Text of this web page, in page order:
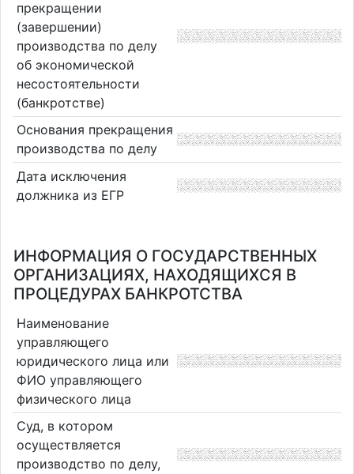
прекращении
(завершении)
производства по делу
об экономической
несостоятельности
(банкротстве)
Основания прекращения
производства по делу
Дата исключения
должника из ЕГР
ИНФОРМАЦИЯ О ГОСУДАРСТВЕННЫХ
ОРГАНИЗАЦИЯХ, НАХОДЯЩИХСЯ В
ПРОЦЕДУРАХ БАНКРОТСТВА
Наименование
управляющего
юридического лица или
ФИО управляющего
физического лица
Суд, в котором
осуществляется
производство по делу,